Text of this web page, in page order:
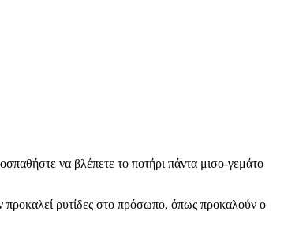
να βλέπετε το ποτήρι πάντα μισο-γεμάτο
προκαλεί ρυτίδες στο πρόσωπο, όπως προκαλούν ο